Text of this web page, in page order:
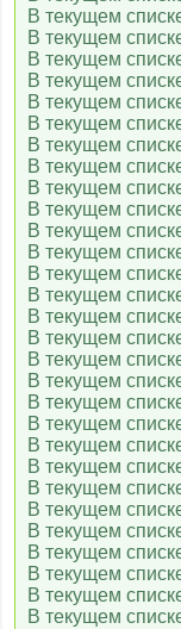
В текущем
В текущем
В текущем
В текущем
В текущем
В текущем
В текущем
В текущем
В текущем
В текущем
В текущем
В текущем
В текущем
В текущем
В текущем
В текущем
В текущем
В текущем
В текущем
В текущем
В текущем
В текущем
В текущем
В текущем
В текущем
В текущем
В текущем
В текущем
В текущем